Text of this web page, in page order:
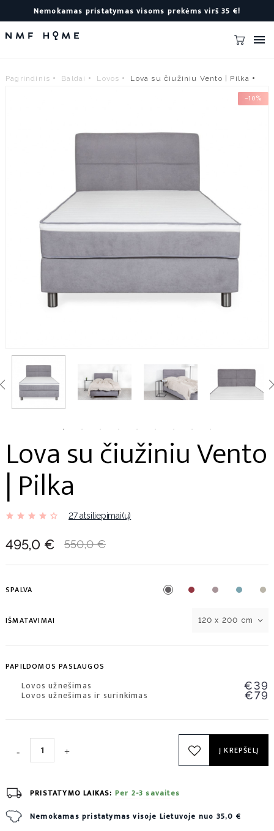
Nemokamas pristatymas visoms prekėms virš 35 €!

Pagrindinis Baldai Lovos Lova su čiužiniu Vento | Pilka
−10%
Lova su čiužiniu Vento
| Pilka
27 atsiliepimai(ų)
495,0 € 550,0 €
SPALVA
IŠMATAVIMAI 120 x 200 cm
PAPILDOMOS PASLAUGOS
Lovos užnešimas €39
Lovos užnešimas ir surinkimas €79
Į KREPŠELĮ
PRISTATYMO LAIKAS: Per 2-3 savaites
Nemokamas pristatymas visoje Lietuvoje nuo 35,0 €